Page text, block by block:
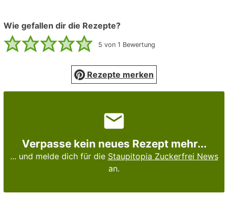
Wie gefallen dir die Rezepte?
5 von 1 Bewertung
Rezepte merken
Verpasse kein neues Rezept mehr...
... und melde dich für die Staupitopia Zuckerfrei News
an.